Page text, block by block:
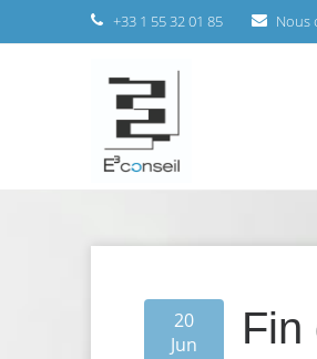
+33 1 55 32 01 85 Nous
20
Jun
Fin